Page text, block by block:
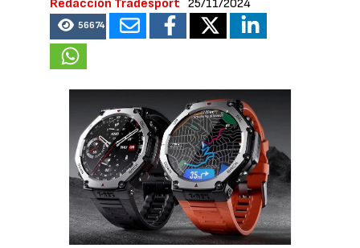
Redacción Tradesport 25/11/2024
56674